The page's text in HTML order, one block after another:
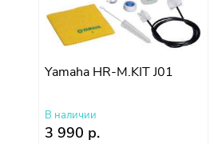
Yamaha HR-M.KIT J01
В наличии
3 990 р.